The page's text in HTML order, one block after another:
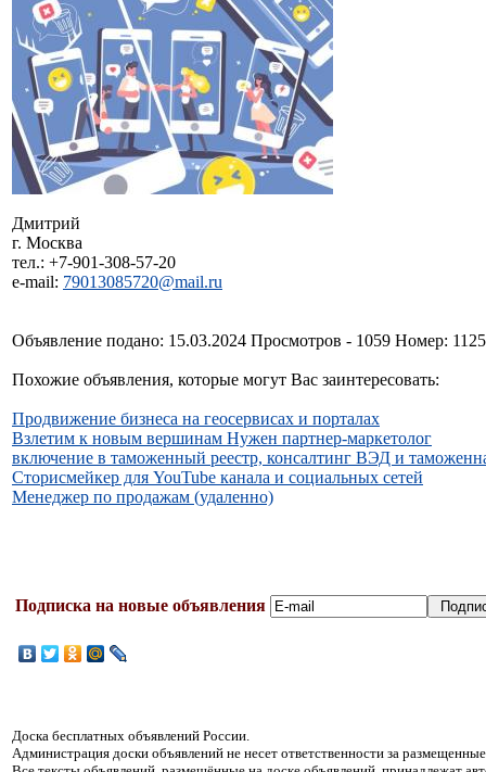
Дмитрий
г. Москва
тел.: +7-901-308-57-20
e-mail: 79013085720@mail.ru
Объявление подано: 15.03.2024 Просмотров - 1059 Номер:
Похожие объявления, которые могут Вас заинтересовать:
Продвижение бизнеса на геосервисах и порталах
Взлетим к новым вершинам Нужен партнер-маркетолог
включение в таможенный реестр, консалтинг ВЭД и
Сторисмейкер для YouTube канала и социальных сетей
Менеджер по продажам (удаленно)
Подписка на новые объявления
Доска бесплатных объявлений России.
Администрация доски объявлений не несет ответственности за